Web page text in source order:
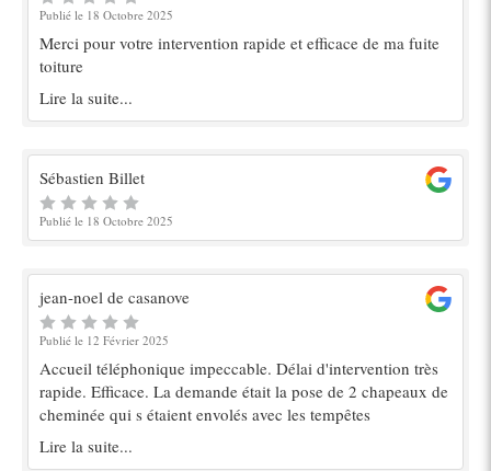
Publié le 18 Octobre 2025
Merci pour votre intervention rapide et efficace de ma fuite
toiture
Lire la suite...
Sébastien Billet
Publié le 18 Octobre 2025
jean-noel de casanove
Publié le 12 Février 2025
Accueil téléphonique impeccable. Délai d'intervention très
rapide. Efficace. La demande était la pose de 2 chapeaux de
cheminée qui s étaient envolés avec les tempêtes
Lire la suite...